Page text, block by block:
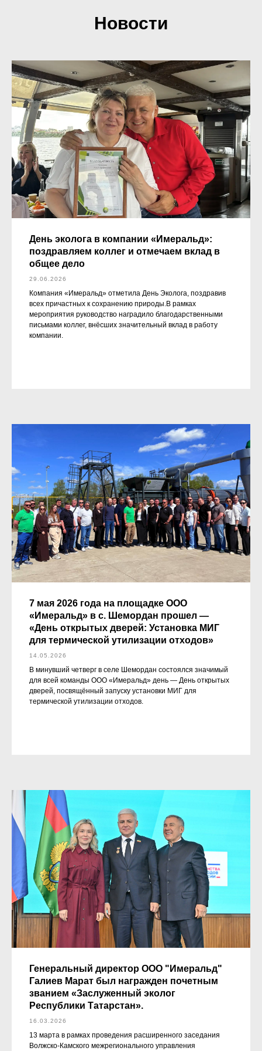
Новости
День эколога в компании «Имеральд»:
поздравляем коллег и отмечаем вклад в
общее дело
29.06.2026
Компания «Имеральд» отметила День Эколога, поздравив
всех причастных к сохранению природы.В рамках
мероприятия руководство наградило благодарственными
письмами коллег, внёсших значительный вклад в работу
компании.
7 мая 2026 года на площадке ООО
«Имеральд» в с. Шемордан прошел —
«День открытых дверей: Установка МИГ
для термической утилизации отходов»
14.05.2026
В минувший четверг в селе Шемордан состоялся значимый
для всей команды ООО «Имеральд» день — День открытых
дверей, посвящённый запуску установки МИГ для
термической утилизации отходов.
Генеральный директор ООО "Имеральд"
Галиев Марат был награжден почетным
званием «Заслуженный эколог
Республики Татарстан».
16.03.2026
13 марта в рамках проведения расширенного заседания
Волжско-Камского межрегионального управления